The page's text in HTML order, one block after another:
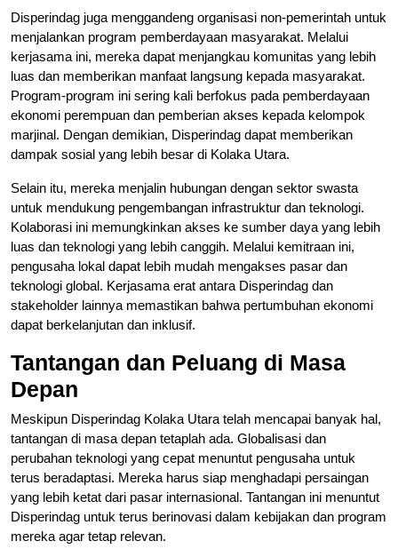
Disperindag juga menggandeng organisasi non-pemerintah untuk
menjalankan program pemberdayaan masyarakat. Melalui
kerjasama ini, mereka dapat menjangkau komunitas yang lebih
luas dan memberikan manfaat langsung kepada masyarakat.
Program-program ini sering kali berfokus pada pemberdayaan
ekonomi perempuan dan pemberian akses kepada kelompok
marjinal. Dengan demikian, Disperindag dapat memberikan
dampak sosial yang lebih besar di Kolaka Utara.
Selain itu, mereka menjalin hubungan dengan sektor swasta
untuk mendukung pengembangan infrastruktur dan teknologi.
Kolaborasi ini memungkinkan akses ke sumber daya yang lebih
luas dan teknologi yang lebih canggih. Melalui kemitraan ini,
pengusaha lokal dapat lebih mudah mengakses pasar dan
teknologi global. Kerjasama erat antara Disperindag dan
stakeholder lainnya memastikan bahwa pertumbuhan ekonomi
dapat berkelanjutan dan inklusif.
Tantangan dan Peluang di Masa
Depan
Meskipun Disperindag Kolaka Utara telah mencapai banyak hal,
tantangan di masa depan tetaplah ada. Globalisasi dan
perubahan teknologi yang cepat menuntut pengusaha untuk
terus beradaptasi. Mereka harus siap menghadapi persaingan
yang lebih ketat dari pasar internasional. Tantangan ini menuntut
Disperindag untuk terus berinovasi dalam kebijakan dan program
mereka agar tetap relevan.